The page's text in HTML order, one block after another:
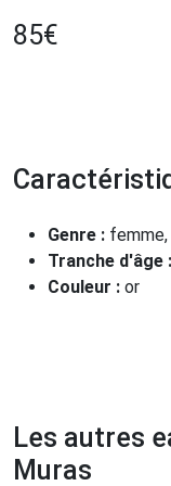
85€
Genre :
Tranche d'âge :
Couleur : or
Les autres
Muras